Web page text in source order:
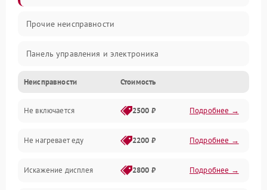
Прочие неисправности
Панель управления и электроника
Дверца и корпус
Механика и внутренние элементы
Механические повреждения
Питание и запуск
Неисправности Стоимость
Не включается 2500 ₽ Подробнее →
Не нагревает еду 2200 ₽ Подробнее →
Искажение дисплея 2800 ₽ Подробнее →